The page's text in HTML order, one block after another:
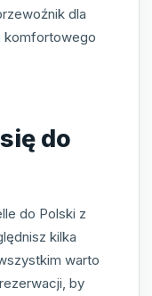
dla
komfortowego
do
do Polski z
kilka
warto
by